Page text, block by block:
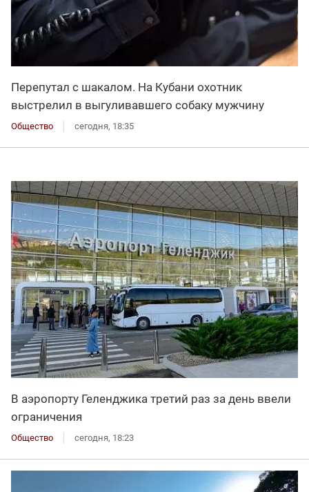
Перепутал с шакалом. На Кубани охотник
выстрелил в выгуливавшего собаку мужчину
Общество сегодня, 18:35
В аэропорту Геленджика третий раз за день ввели
ограничения
Общество сегодня, 18:23